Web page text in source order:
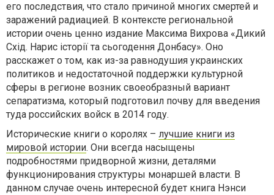
его последствия, что стало причиной многих смертей и
заражений радиацией. В контексте региональной
истории очень ценно издание Максима Вихрова «Дикий
Схід. Нарис історії та сьогодення Донбасу». Оно
расскажет о том, как из-за равнодушия украинских
политиков и недостаточной поддержки культурной
сферы в регионе возник своеобразный вариант
сепаратизма, который подготовил почву для введения
туда российских войск в 2014 году.
Исторические книги о королях – лучшие книги из
мировой истории. Они всегда насыщены
подробностями придворной жизни, деталями
функционирования структуры монаршей власти. В
данном случае очень интересной будет книга Нэнси